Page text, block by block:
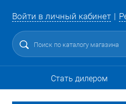
Войти в личный кабинет
Стать дилером